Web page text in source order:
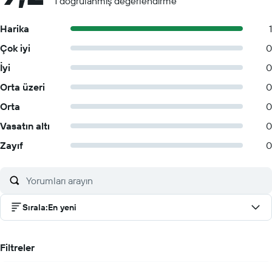
Harika
1
Çok iyi
0
İyi
0
Orta üzeri
0
Orta
0
Vasatın altı
0
Zayıf
0
Sırala:En yeni
Filtreler